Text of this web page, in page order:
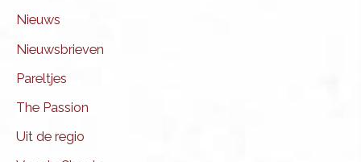
Nieuws
Nieuwsbrieven
Pareltjes
The Passion
Uit de regio